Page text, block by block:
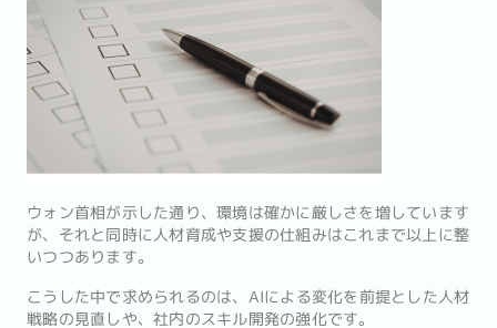
ウォン首相が示した通り、環境は確かに厳しさを増しています
が、それと同時に人材育成や支援の仕組みはこれまで以上に整
いつつあります。
こうした中で求められるのは、AIによる変化を前提とした人材
戦略の見直しや、社内のスキル開発の強化です。